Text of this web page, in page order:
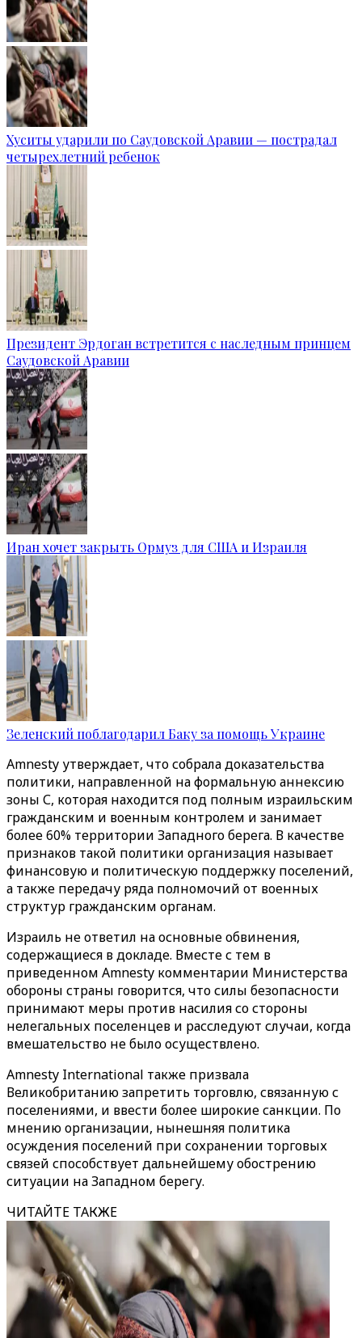
Хуситы ударили по Саудовской Аравии — пострадал
четырехлетний ребенок
Президент Эрдоган встретится с наследным принцем
Саудовской Аравии
Иран хочет закрыть Ормуз для США и Израиля
Зеленский поблагодарил Баку за помощь Украине
Amnesty утверждает, что собрала доказательства
политики, направленной на формальную аннексию
зоны С, которая находится под полным израильским
гражданским и военным контролем и занимает
более 60% территории Западного берега. В качестве
признаков такой политики организация называет
финансовую и политическую поддержку поселений,
а также передачу ряда полномочий от военных
структур гражданским органам.
Израиль не ответил на основные обвинения,
содержащиеся в докладе. Вместе с тем в
приведенном Amnesty комментарии Министерства
обороны страны говорится, что силы безопасности
принимают меры против насилия со стороны
нелегальных поселенцев и расследуют случаи, когда
вмешательство не было осуществлено.
Amnesty International также призвала
Великобританию запретить торговлю, связанную с
поселениями, и ввести более широкие санкции. По
мнению организации, нынешняя политика
осуждения поселений при сохранении торговых
связей способствует дальнейшему обострению
ситуации на Западном берегу.
ЧИТАЙТЕ ТАКЖЕ